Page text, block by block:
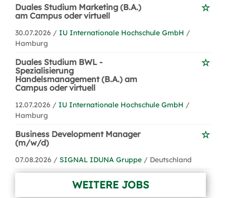
Duales Studium Marketing (B.A.)
am Campus oder virtuell
30.07.2026 / IU Internationale Hochschule GmbH /
Hamburg
Duales Studium BWL -
Spezialisierung
Handelsmanagement (B.A.) am
Campus oder virtuell
12.07.2026 / IU Internationale Hochschule GmbH /
Hamburg
Business Development Manager
(m/w/d)
07.08.2026 / SIGNAL IDUNA Gruppe / Deutschland
WEITERE JOBS